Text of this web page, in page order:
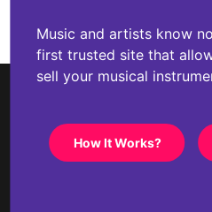
Music and artists know
first trusted site that
sell your musical
How It Works?